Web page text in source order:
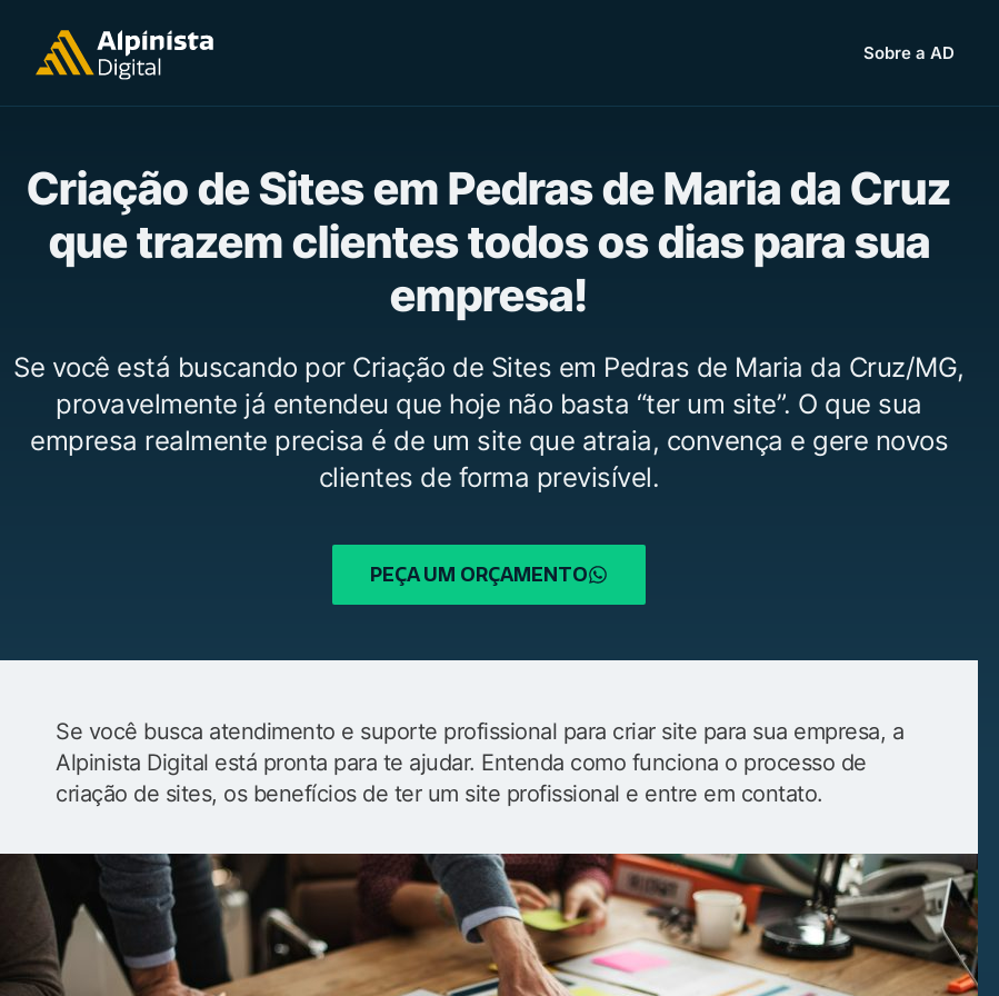
Sobre a AD
Criação de Sites em Pedras de Maria da Cruz
que trazem clientes todos os dias para sua
empresa!
Se você está buscando por Criação de Sites em Pedras de Maria da Cruz/MG,
provavelmente já entendeu que hoje não basta “ter um site”. O que sua
empresa realmente precisa é de um site que atraia, convença e gere novos
clientes de forma previsível.
PEÇA UM ORÇAMENTO
Se você busca atendimento e suporte profissional para criar site para sua empresa, a
Alpinista Digital está pronta para te ajudar. Entenda como funciona o processo de
criação de sites, os benefícios de ter um site profissional e entre em contato.